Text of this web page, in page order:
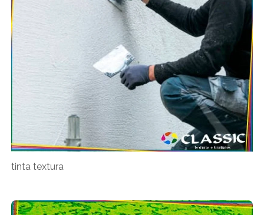
tinta textura